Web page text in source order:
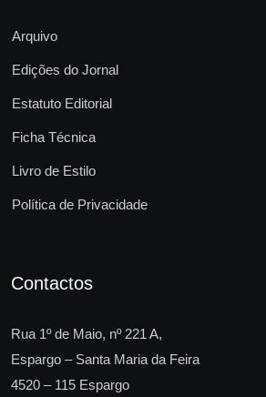
Arquivo
Edições do Jornal
Estatuto Editorial
Ficha Técnica
Livro de Estilo
Política de Privacidade
Contactos
Rua 1º de Maio, nº 221 A,
Espargo – Santa Maria da Feira
4520 – 115 Espargo